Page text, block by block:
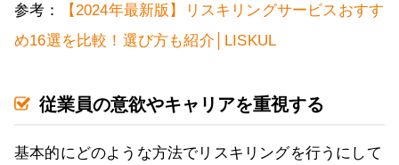
参考：
【2024年最新版】リスキリングサービスおすす
め16選を比較！選び方も紹介│LISKUL
従業員の意欲やキャリアを重視する
基本的にどのような方法でリスキリングを行うにして